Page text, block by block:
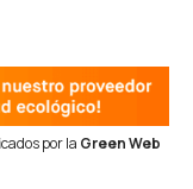
por la Green Web